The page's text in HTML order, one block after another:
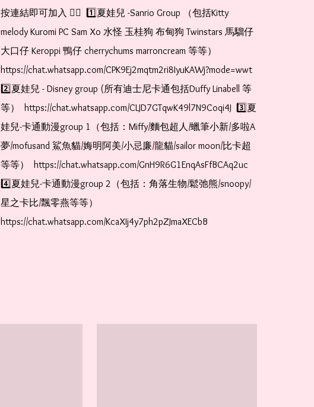
按連結即可加入 👇🏻  1️⃣夏娃兒 -Sanrio Group （包括Kitty
melody Kuromi PC Sam Xo 水怪 玉桂狗 布甸狗 Twinstars 馬騮仔
大口仔 Keroppi 鴨仔 cherrychums marroncream 等等）
https://chat.whatsapp.com/CPK9Ej2mqtm2ri8IyuKAWj?mode=wwt
2️⃣夏娃兒 - Disney group (所有迪士尼卡通包括Duffy Linabell 等
等）  https://chat.whatsapp.com/CLJD7GTqwK49l7N9Coqi4J  3️⃣夏
娃兒-卡通動漫group 1（包括：Miffy/麵包超人/蠟筆小新/多啦A
夢/mofusand 鯊魚貓/娒明阿美/小忌廉/龍貓/sailor moon/比卡超
等等）  https://chat.whatsapp.com/GnH9R6G1EnqAsFfBCAq2uc
4️⃣夏娃兒-卡通動漫group 2（包括：角落生物/鬆弛熊/snoopy/
星之卡比/飄零燕等等）
https://chat.whatsapp.com/KcaXIj4y7ph2pZJmaXECbB